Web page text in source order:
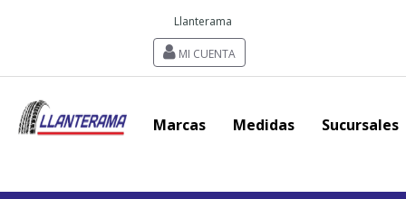
Llanterama
MI CUENTA
Marcas Medidas Sucursales